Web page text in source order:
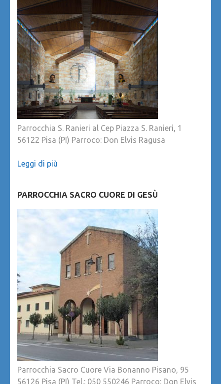
Parrocchia S. Ranieri al Cep Piazza S. Ranieri, 1
56122 Pisa (PI) Parroco: Don Elvis Ragusa
Leggi di più
PARROCCHIA SACRO CUORE DI GESÙ
Parrocchia Sacro Cuore Via Bonanno Pisano, 95
56126 Pisa (PI) Tel.: 050 550246 Parroco: Don Elvis